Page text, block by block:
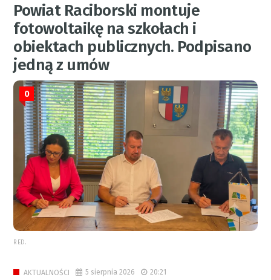
Powiat Raciborski montuje
fotowoltaikę na szkołach i
obiektach publicznych. Podpisano
jedną z umów
0
RED.
AKTUALNOŚCI 5 sierpnia 2026 20:21